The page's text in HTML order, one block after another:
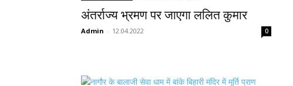
अंतर्राज्य भ्रमण पर जाएगा ललित कुमार
Admin - 12.04.2022 0